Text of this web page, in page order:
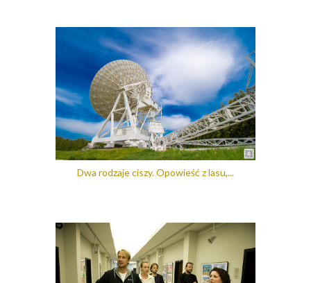
Dwa rodzaje ciszy. Opowieść z lasu,...